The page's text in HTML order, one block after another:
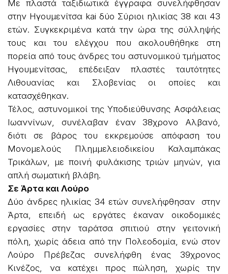
Με πλαστά ταξιδιωτικά έγγραφα συνελήφθησαν
στην Ηγουμενίτσα kai δύο Σύριοι ηλικίας 38 και 43
ετών. Συγκεκριμένα κατά την ώρα της σύλληψής
τους και του ελέγχου που ακολουθήθηκε στη
πορεία από τους άνδρες του αστυνομικού τμήματος
Ηγουμενίτσας, επέδειξαν πλαστές ταυτότητες
Λιθουανίας και Σλοβενίας οι οποίες και
κατασχέθηκαν.
Τέλος, αστυνομικοί της Υποδιεύθυνσης Ασφάλειας
Ιωαννίνων, συνέλαβαν έναν 38χρονο Αλβανό,
διότι σε βάρος του εκκρεμούσε απόφαση του
Μονομελούς Πλημμελειοδικείου Καλαμπάκας
Τρικάλων, με ποινή φυλάκισης τριών μηνών, για
απλή σωματική βλάβη.
Σε Άρτα και Λούρο
Δύο άνδρες ηλικίας 34 ετών συνελήφθησαν στην
Άρτα, επειδή ως εργάτες έκαναν οικοδομικές
εργασίες στην ταράτσα σπιτιού στην γειτονική
πόλη, χωρίς άδεια από την Πολεοδομία, ενώ στον
Λούρο Πρέβεζας συνελήφθη ένας 39χρονος
Κινέζος, να κατέχει προς πώληση, χωρίς την